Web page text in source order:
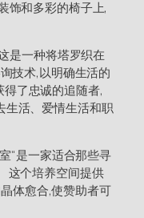
饰和多彩的椅子上,
是一种将塔罗织在
技术,以明确生活的
了忠诚的追随者,
生活、爱情生活和职
"是一家适合那些寻
这个培养空间提供
体愈合,使赞助者可